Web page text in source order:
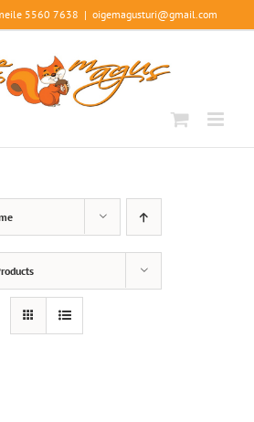
5560 7638 | oigemagusturi@gmail.com